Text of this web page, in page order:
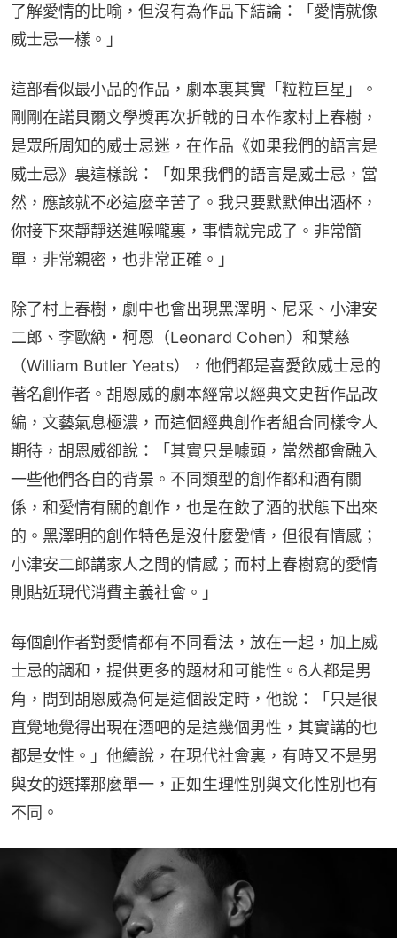
了解愛情的比喻，但沒有為作品下結論：「愛情就像
威士忌一樣。」
這部看似最小品的作品，劇本裏其實「粒粒巨星」。
剛剛在諾貝爾文學獎再次折戟的日本作家村上春樹，
是眾所周知的威士忌迷，在作品《如果我們的語言是
威士忌》裏這樣說：「如果我們的語言是威士忌，當
然，應該就不必這麼辛苦了。我只要默默伸出酒杯，
你接下來靜靜送進喉嚨裏，事情就完成了。非常簡
單，非常親密，也非常正確。」
除了村上春樹，劇中也會出現黑澤明、尼采、小津安
二郎、李歐納・柯恩（Leonard Cohen）和葉慈
（William Butler Yeats），他們都是喜愛飲威士忌的
著名創作者。胡恩威的劇本經常以經典文史哲作品改
編，文藝氣息極濃，而這個經典創作者組合同樣令人
期待，胡恩威卻說：「其實只是噱頭，當然都會融入
一些他們各自的背景。不同類型的創作都和酒有關
係，和愛情有關的創作，也是在飲了酒的狀態下出來
的。黑澤明的創作特色是沒什麼愛情，但很有情感；
小津安二郎講家人之間的情感；而村上春樹寫的愛情
則貼近現代消費主義社會。」
每個創作者對愛情都有不同看法，放在一起，加上威
士忌的調和，提供更多的題材和可能性。6人都是男
角，問到胡恩威為何是這個設定時，他說：「只是很
直覺地覺得出現在酒吧的是這幾個男性，其實講的也
都是女性。」他續說，在現代社會裏，有時又不是男
與女的選擇那麼單一，正如生理性別與文化性別也有
不同。